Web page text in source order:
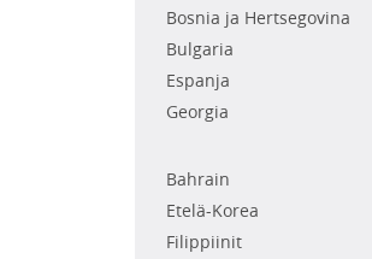
Bosnia ja Hertsegovina
Bulgaria
Espanja
Georgia
Bahrain
Etelä-Korea
Filippiinit